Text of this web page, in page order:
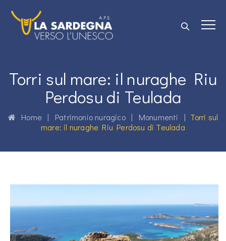
Torri sul mare: il nuraghe Riu
Perdosu di Teulada
Home| Patrimonio nuragico| Monumenti | Torri sul
mare: il nuraghe Riu Perdosu di Teulada